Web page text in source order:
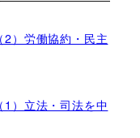
）労働協約・民主
）立法・司法を中